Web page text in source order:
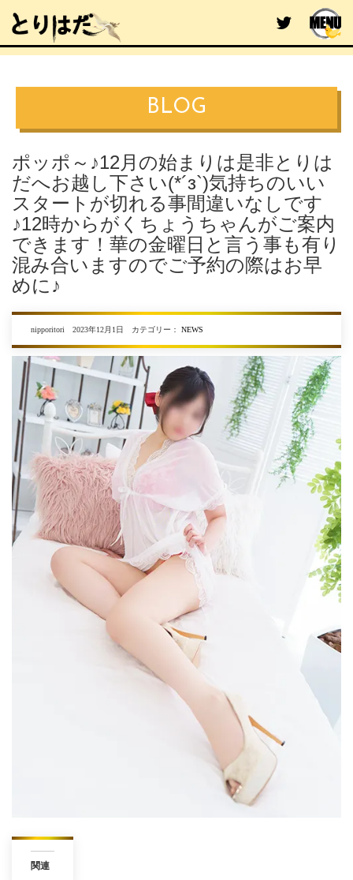
BLOG
ポッポ～♪12月の始まりは是非とりは
だへお越し下さい(*´з`)気持ちのいい
スタートが切れる事間違いなしです
♪12時からがくちょうちゃんがご案内
できます！華の金曜日と言う事も有り
混み合いますのでご予約の際はお早
めに♪
nipporitori 2023年12月1日 カテゴリー： NEWS
関連